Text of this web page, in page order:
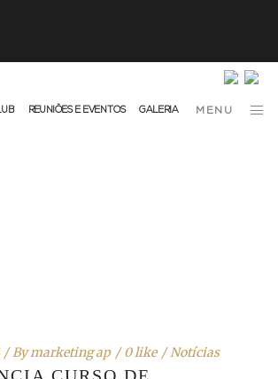
REUNIÕES E EVENTOS GALERIA MENU
Bymarketing ap 0 like Notícias